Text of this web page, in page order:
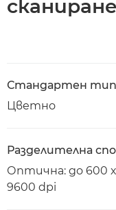
сканиране
Стандартен тип
Цветно
Разделителна
Оптична: до 600
9600 dpi